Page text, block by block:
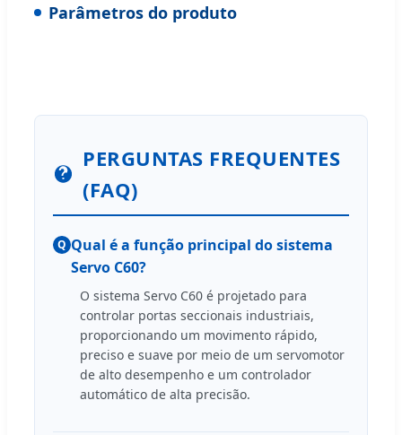
Parâmetros do produto
PERGUNTAS FREQUENTES
(FAQ)
Q Qual é a função principal do sistema
Servo C60?
O sistema Servo C60 é projetado para
controlar portas seccionais industriais,
proporcionando um movimento rápido,
preciso e suave por meio de um servomotor
de alto desempenho e um controlador
automático de alta precisão.